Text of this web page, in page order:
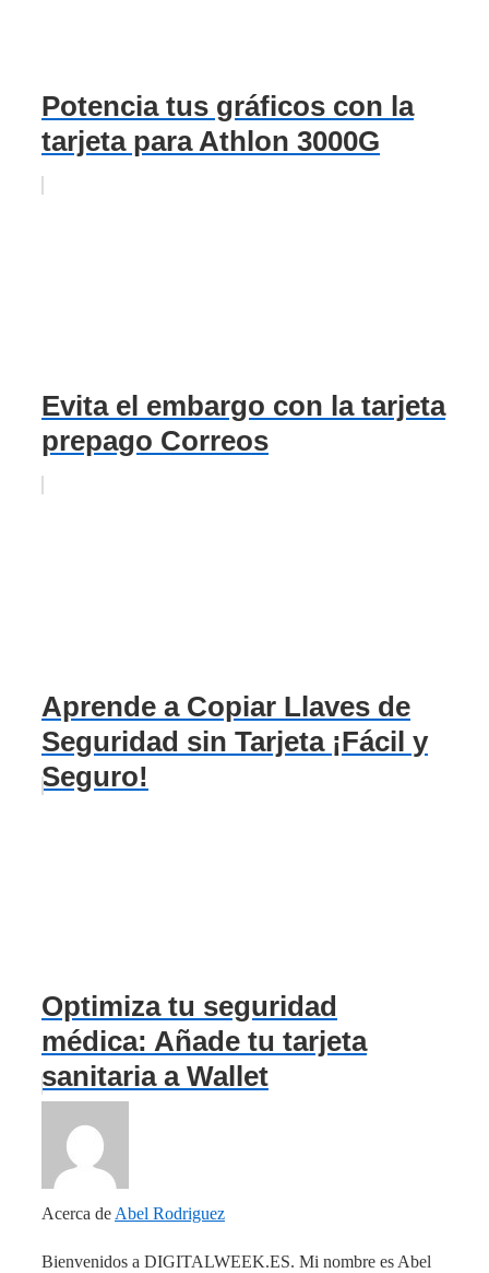
Potencia tus gráficos con la
tarjeta para Athlon 3000G
Evita el embargo con la tarjeta
prepago Correos
Aprende a Copiar Llaves de
Seguridad sin Tarjeta ¡Fácil y
Seguro!
Optimiza tu seguridad
médica: Añade tu tarjeta
sanitaria a Wallet
Acerca de Abel Rodriguez
Bienvenidos a DIGITALWEEK.ES. Mi nombre es Abel